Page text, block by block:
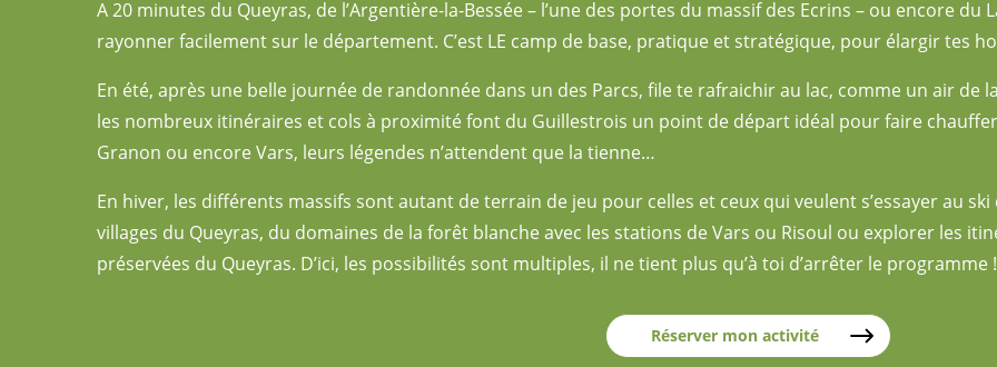
A 20 minutes du Queyras, de l’Argentière-la-Bessée – l’une des portes du massif des Ecrins – ou encore
rayonner facilement sur le département. C’est LE camp de base, pratique et stratégique, pour élargir tes
En été, après une belle journée de randonnée dans un des Parcs, file te rafraichir au lac, comme un air de
les nombreux itinéraires et cols à proximité font du Guillestrois un point de départ idéal pour faire
Granon ou encore Vars, leurs légendes n’attendent que la tienne…
En hiver, les différents massifs sont autant de terrain de jeu pour celles et ceux qui veulent s’essayer au
villages du Queyras, du domaines de la forêt blanche avec les stations de Vars ou Risoul ou explorer les
préservées du Queyras. D’ici, les possibilités sont multiples, il ne tient plus qu’à toi d’arrêter le programme !
Réserver mon activité